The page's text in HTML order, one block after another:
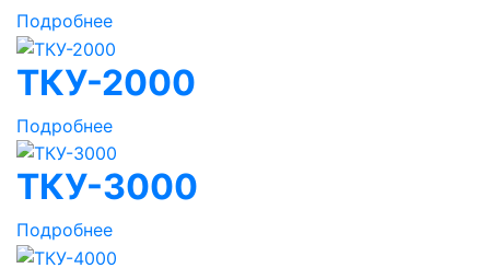
Подробнее
ТКУ-2000
Подробнее
ТКУ-3000
Подробнее